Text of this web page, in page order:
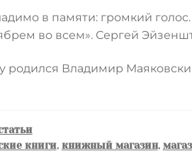
в памяти: громкий
во всем». Сергей
родился Владимир
книги, книжный магазин,